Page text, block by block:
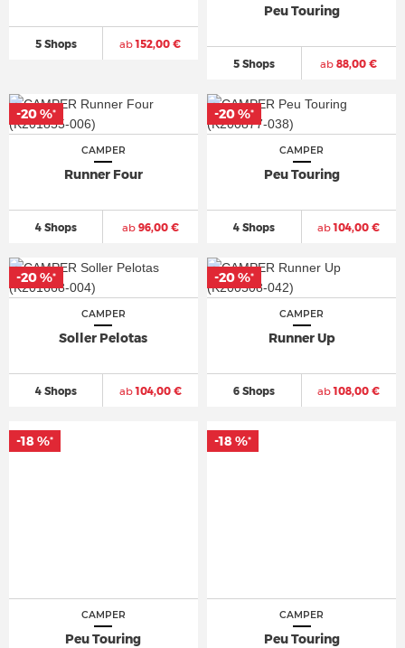
5 Shops ab152,00 €
Peu Touring
5 Shops ab 88,00 €
CAMPER
Runner Four
4 Shops ab96,00 €
-20 %*
CAMPER
Peu Touring
4 Shops ab104,00 €
-20 %*
CAMPER
Soller Pelotas
4 Shops ab104,00 €
-20 %*
CAMPER
Runner Up
6 Shops ab108,00 €
-20 %*
CAMPER
Peu Touring
-18 %*
CAMPER
Peu Touring
-18 %*